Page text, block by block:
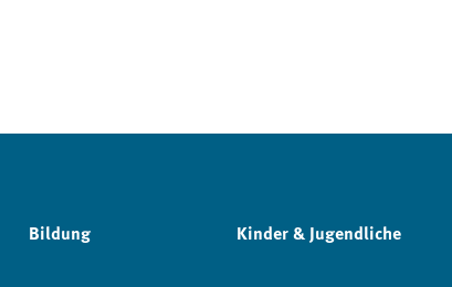
Bildung Kinder & Jugendliche